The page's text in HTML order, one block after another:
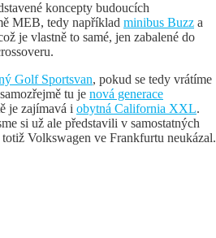
koncepty budoucích
MEB, tedy například minibus Buzz a
je vlastně to samé, jen zabalené do
Golf Sportsvan, pokud se tedy vrátíme
tu je nová generace
je zajímavá i obytná California XXL.
si už ale představili v samostatných
Volkswagen ve Frankfurtu neukázal.